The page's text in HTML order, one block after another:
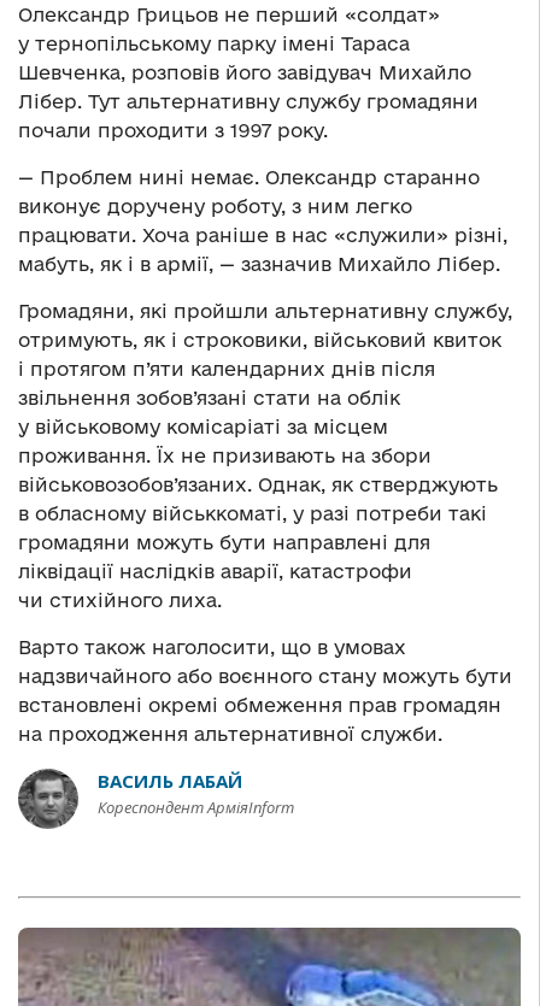
Олександр Грицьов не перший «солдат»
у тернопільському парку імені Тараса
Шевченка, розповів його завідувач Михайло
Лібер. Тут альтернативну службу громадяни
почали проходити з 1997 року.
— Проблем нині немає. Олександр старанно
виконує доручену роботу, з ним легко
працювати. Хоча раніше в нас «служили» різні,
мабуть, як і в армії, — зазначив Михайло Лібер.
Громадяни, які пройшли альтернативну службу,
отримують, як і строковики, військовий квиток
і протягом п’яти календарних днів після
звільнення зобов’язані стати на облік
у військовому комісаріаті за місцем
проживання. Їх не призивають на збори
військовозобов’язаних. Однак, як стверджують
в обласному військкоматі, у разі потреби такі
громадяни можуть бути направлені для
ліквідації наслідків аварії, катастрофи
чи стихійного лиха.
Варто також наголосити, що в умовах
надзвичайного або воєнного стану можуть бути
встановлені окремі обмеження прав громадян
на проходження альтернативної служби.
ВАСИЛЬ ЛАБАЙ
Кореспондент АрміяInform